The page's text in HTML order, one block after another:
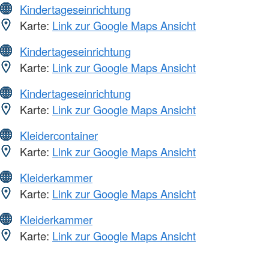
Kindertageseinrichtung
Karte: Link zur Google Maps Ansicht
Kindertageseinrichtung
Karte: Link zur Google Maps Ansicht
Kindertageseinrichtung
Karte: Link zur Google Maps Ansicht
Kleidercontainer
Karte: Link zur Google Maps Ansicht
Kleiderkammer
Karte: Link zur Google Maps Ansicht
Kleiderkammer
Karte: Link zur Google Maps Ansicht